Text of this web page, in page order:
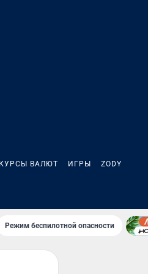
ВАЛЮТ ИГРЫ ZODY
Режим беспилотной опасности